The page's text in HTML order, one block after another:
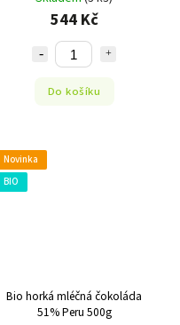
544 Kč
Do košíku
Novinka
BIO
Bio horká mléčná čokoláda
51% Peru 500g